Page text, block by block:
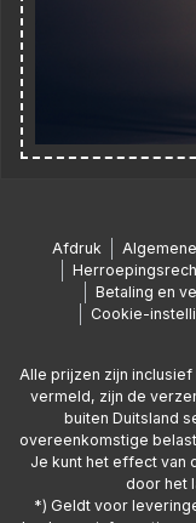
Afdruk
Betaling en
Cookie-
Alle prijzen zijn
vermeld, zijn de
buiten Duitsland
overeenkomstige
Je kunt het effect van
door het
*) Geldt voor